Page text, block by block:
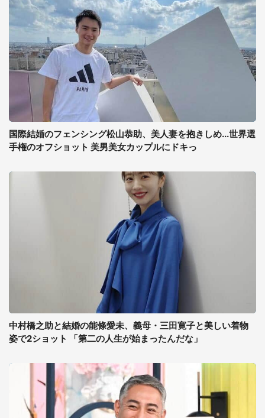
国際結婚のフェンシング松山恭助、美人妻を抱きしめ...世界選
手権のオフショット 美男美女カップルにドキっ
中村橋之助と結婚の能條愛未、義母・三田寛子と美しい着物
姿で2ショット 「第二の人生が始まったんだな」